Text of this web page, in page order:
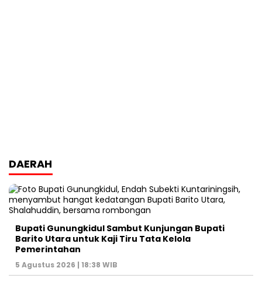
DAERAH
Bupati Gunungkidul Sambut Kunjungan Bupati
Barito Utara untuk Kaji Tiru Tata Kelola
Pemerintahan
5 Agustus 2026 | 18:38 WIB